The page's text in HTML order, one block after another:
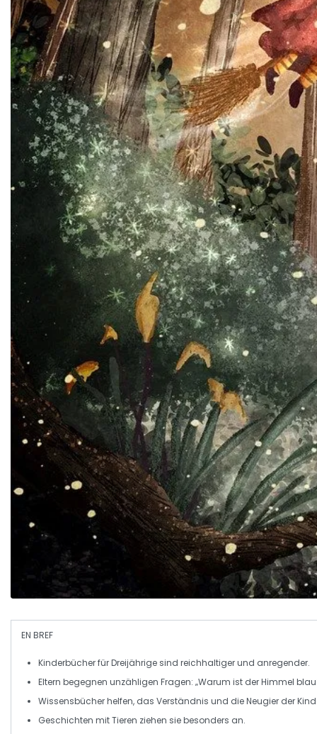
EN BREF
KinderbücherfürDreijährige sind reichhaltiger und anregender.
Eltern begegnen unzähligen Fragen: „Warum ist der Himmel
Wissensbücher helfen, das Verständnis und dieNeugier der
Geschichten mitTieren ziehen sie besonders an.